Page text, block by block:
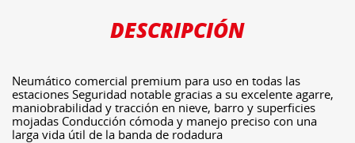
DESCRIPCIÓN
Neumático comercial premium para uso en todas las
estaciones Seguridad notable gracias a su excelente agarre,
maniobrabilidad y tracción en nieve, barro y superficies
mojadas Conducción cómoda y manejo preciso con una
larga vida útil de la banda de rodadura